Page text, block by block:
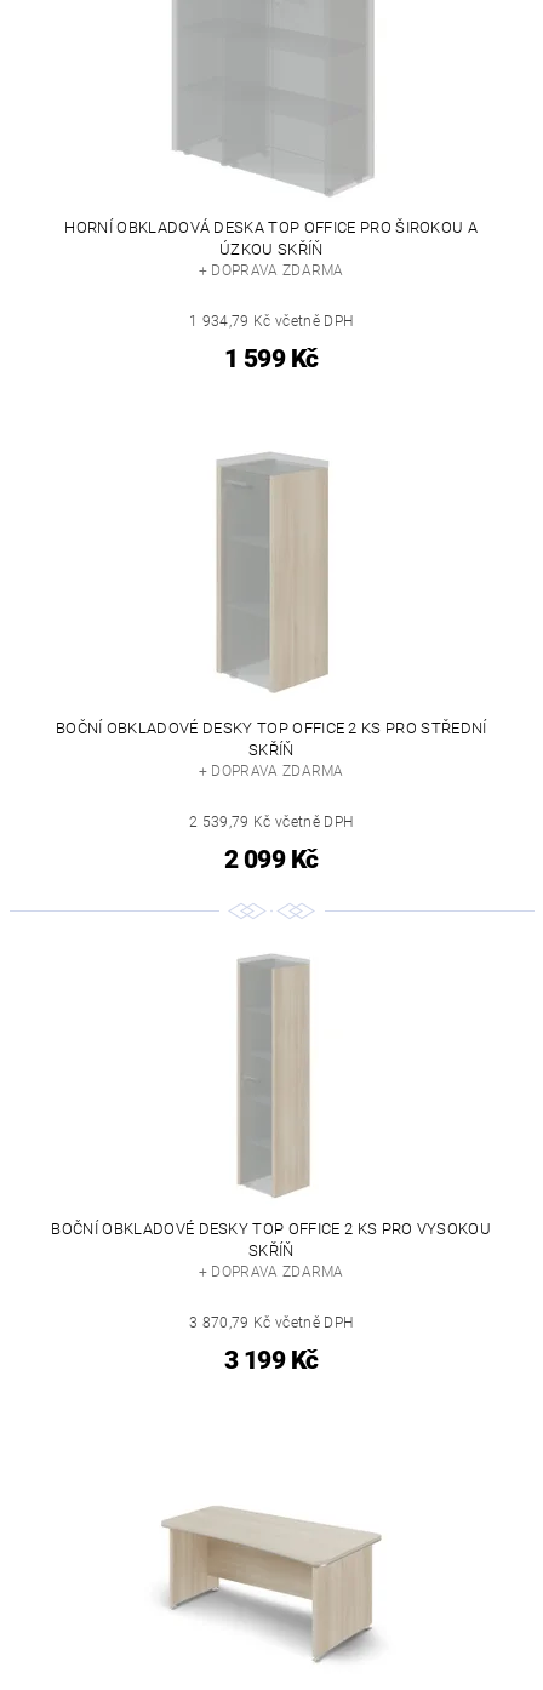
HORNÍ OBKLADOVÁ DESKA TOP OFFICE PRO ŠIROKOU A
ÚZKOU SKŘÍŇ
+ DOPRAVA ZDARMA
1 934,79 Kč včetně DPH
1 599 Kč
BOČNÍ OBKLADOVÉ DESKY TOP OFFICE 2 KS PRO STŘEDNÍ
SKŘÍŇ
+ DOPRAVA ZDARMA
2 539,79 Kč včetně DPH
2 099 Kč
BOČNÍ OBKLADOVÉ DESKY TOP OFFICE 2 KS PRO VYSOKOU
SKŘÍŇ
+ DOPRAVA ZDARMA
3 870,79 Kč včetně DPH
3 199 Kč